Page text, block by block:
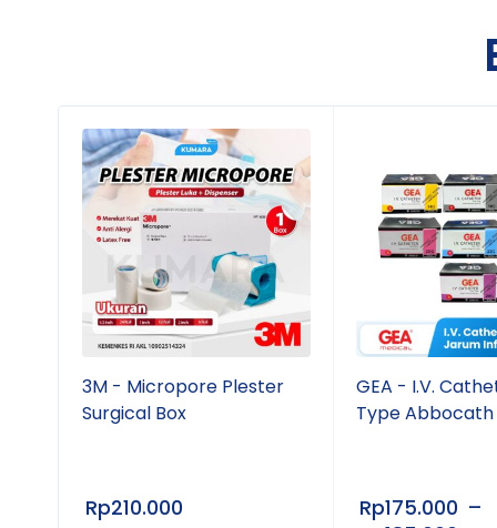
3M - Micropore Plester
Surgical Box
Rp210.000
GEA - I.V.
Type Abbocath
Rp175.000 –